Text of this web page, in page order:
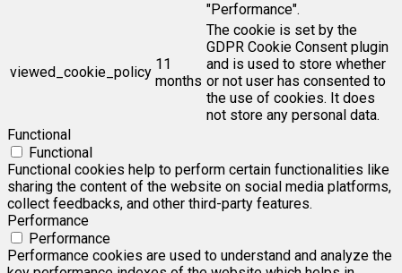
"Performance".
viewed_cookie_policy 11
months
The cookie is set by the
GDPR Cookie Consent plugin
and is used to store whether
or not user has consented to
the use of cookies. It does
not store any personal data.
Functional
Functional
Functional cookies help to perform certain functionalities like
sharing the content of the website on social media platforms,
collect feedbacks, and other third-party features.
Performance
Performance
Performance cookies are used to understand and analyze the